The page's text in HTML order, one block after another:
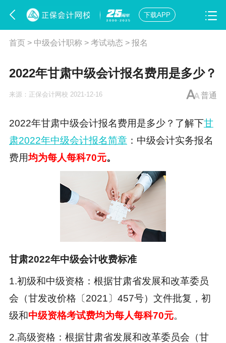
下载APP
首页> 中级会计职称> 考试动态 > 报名
2022年甘肃中级会计报名费用是多少？
普通
来源： 正保会计网校 2021-12-16
2022年甘肃中级会计报名费用是多少？了解下甘
肃2022年中级会计报名简章：中级会计实务报名
费用均为每人每科70元。
甘肃2022年中级会计收费标准
1.初级和中级资格：根据甘肃省发展和改革委员
会（甘发改价格〔2021〕457号）文件批复，初
级和中级资格考试费均为每人每科70元。
2.高级资格：根据甘肃省发展和改革委员会（甘